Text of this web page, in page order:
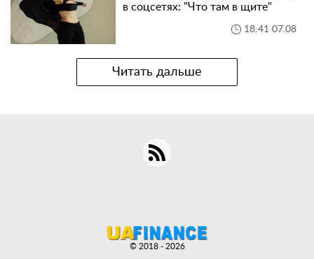
в соцсетях: "Что там в щите"
18:41 07.08
Читать дальше
© 2018 - 2026